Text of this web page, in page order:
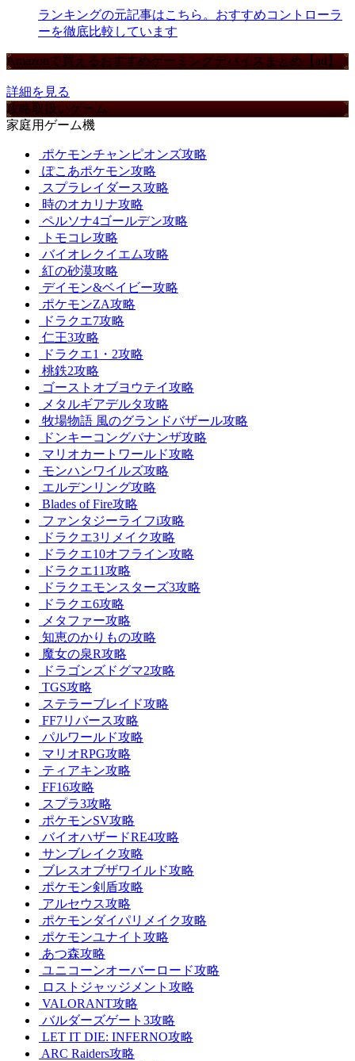
ランキングの元記事はこちら。おすすめコントローラ
ーを徹底比較しています
Amazonで買えるおすすめゲーミングデバイスまとめ【ad】
詳細を見る
攻略取扱いゲーム
家庭用ゲーム機
ポケモンチャンピオンズ攻略
ぽこあポケモン攻略
スプラレイダース攻略
時のオカリナ攻略
ペルソナ4ゴールデン攻略
トモコレ攻略
バイオレクイエム攻略
紅の砂漠攻略
デイモン&ベイビー攻略
ポケモンZA攻略
ドラクエ7攻略
仁王3攻略
ドラクエ1・2攻略
桃鉄2攻略
ゴーストオブヨウテイ攻略
メタルギアデルタ攻略
牧場物語 風のグランドバザール攻略
ドンキーコングバナンザ攻略
マリオカートワールド攻略
モンハンワイルズ攻略
エルデンリング攻略
Blades of Fire攻略
ファンタジーライフi攻略
ドラクエ3リメイク攻略
ドラクエ10オフライン攻略
ドラクエ11攻略
ドラクエモンスターズ3攻略
ドラクエ6攻略
メタファー攻略
知恵のかりもの攻略
魔女の泉R攻略
ドラゴンズドグマ2攻略
TGS攻略
ステラーブレイド攻略
FF7リバース攻略
パルワールド攻略
マリオRPG攻略
ティアキン攻略
FF16攻略
スプラ3攻略
ポケモンSV攻略
バイオハザードRE4攻略
サンブレイク攻略
ブレスオブザワイルド攻略
ポケモン剣盾攻略
アルセウス攻略
ポケモンダイパリメイク攻略
ポケモンユナイト攻略
あつ森攻略
ユニコーンオーバーロード攻略
ロストジャッジメント攻略
VALORANT攻略
バルダーズゲート3攻略
LET IT DIE: INFERNO攻略
ARC Raiders攻略